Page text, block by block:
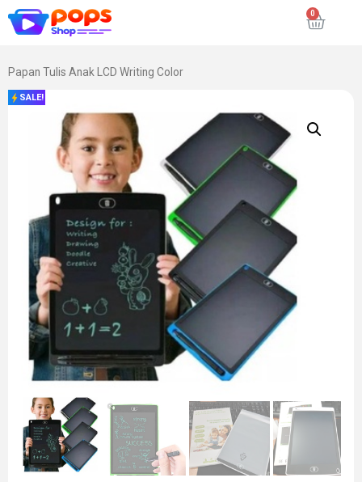
Papan Tulis Anak LCD Writing Color
SALE!